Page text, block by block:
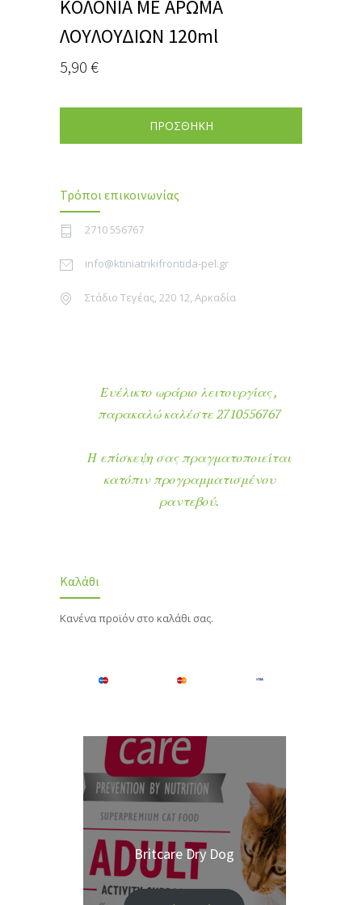
ΚΟΛΟΝΙΑ ΜΕ ΑΡΩΜΑ
ΛΟΥΛΟΥΔΙΩΝ 120ml
5,90 €
ΠΡΟΣΘΗΚΗ
Τρόποι επικοινωνίας
2710 556767
info@ktiniatrikifrontida-pel.gr
Στάδιο Τεγέας, 220 12, Αρκαδία
Ευέλικτο ωράριο λειτουργίας ,
παρακαλώ καλέστε 2710556767
Η επίσκεψη σας πραγματοποιείται
κατόπιν προγραμματισμένου
ραντεβού.
Καλάθι
Κανένα προϊόν στο καλάθι σας.
Britcare Dry Dog